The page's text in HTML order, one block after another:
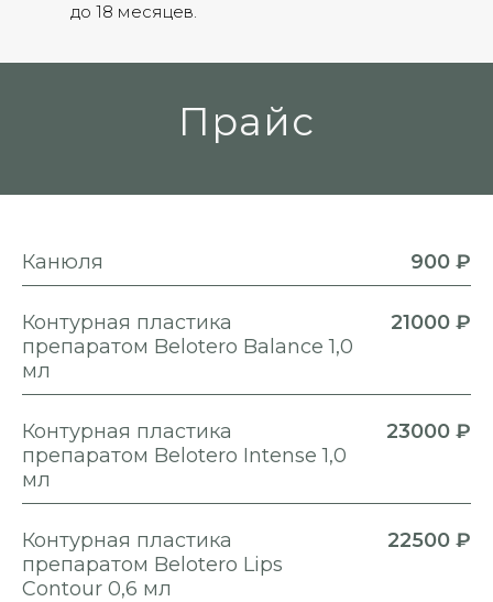
до 18 месяцев.
Прайс
Канюля 900 ₽
Контурная пластика
препаратом Belotero Balance 1,0
мл
21000 ₽
Контурная пластика
препаратом Belotero Intense 1,0
мл
23000 ₽
Контурная пластика
препаратом Belotero Lips
Contour 0,6 мл
22500 ₽